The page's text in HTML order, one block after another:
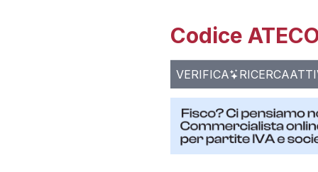
Codice
VERIFICA RICERCA